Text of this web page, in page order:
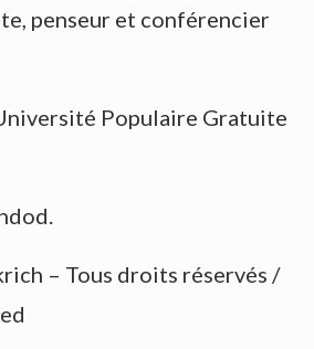
penseur et conférencier
Populaire Gratuite
– Tous droits réservés /